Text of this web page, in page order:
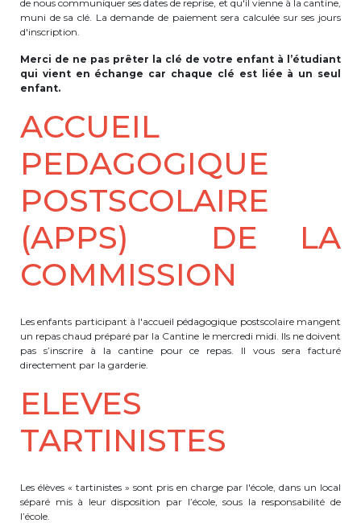
de nous communiquer ses dates de reprise, et qu'il vienne à la cantine,
muni de sa clé. La demande de paiement sera calculée sur ses jours
d'inscription.
Merci de ne pas prêter la clé de votre enfant à l’étudiant
qui vient en échange car chaque clé est liée à un seul
enfant.
ACCUEIL
PEDAGOGIQUE
POSTSCOLAIRE
(APPS) DE LA
COMMISSION
Les enfants participant à l'accueil pédagogique postscolaire mangent
un repas chaud préparé par la Cantine le mercredi midi. Ils ne doivent
pas s’inscrire à la cantine pour ce repas. Il vous sera facturé
directement par la garderie.
ELEVES
TARTINISTES
Les élèves « tartinistes » sont pris en charge par l'école, dans un local
séparé mis à leur disposition par l’école, sous la responsabilité de
l’école.